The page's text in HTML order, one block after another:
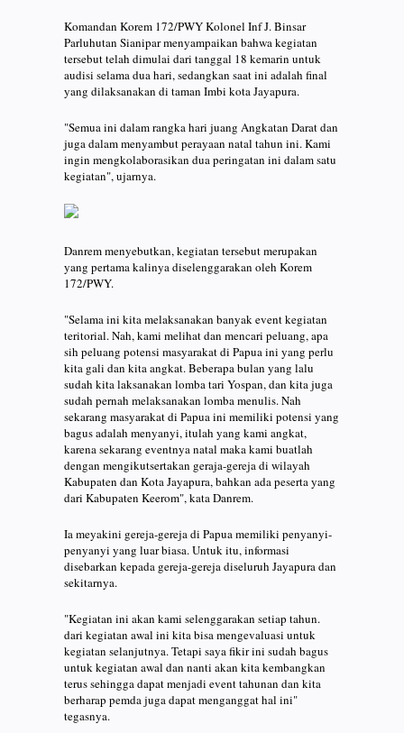
Komandan Korem 172/PWY Kolonel Inf J. Binsar
Parluhutan Sianipar menyampaikan bahwa kegiatan
tersebut telah dimulai dari tanggal 18 kemarin untuk
audisi selama dua hari, sedangkan saat ini adalah final
yang dilaksanakan di taman Imbi kota Jayapura.
"Semua ini dalam rangka hari juang Angkatan Darat dan
juga dalam menyambut perayaan natal tahun ini. Kami
ingin mengkolaborasikan dua peringatan ini dalam satu
kegiatan", ujarnya.
Danrem menyebutkan, kegiatan tersebut merupakan
yang pertama kalinya diselenggarakan oleh Korem
172/PWY.
"Selama ini kita melaksanakan banyak event kegiatan
teritorial. Nah, kami melihat dan mencari peluang, apa
sih peluang potensi masyarakat di Papua ini yang perlu
kita gali dan kita angkat. Beberapa bulan yang lalu
sudah kita laksanakan lomba tari Yospan, dan kita juga
sudah pernah melaksanakan lomba menulis. Nah
sekarang masyarakat di Papua ini memiliki potensi yang
bagus adalah menyanyi, itulah yang kami angkat,
karena sekarang eventnya natal maka kami buatlah
dengan mengikutsertakan geraja-gereja di wilayah
Kabupaten dan Kota Jayapura, bahkan ada peserta yang
dari Kabupaten Keerom", kata Danrem.
Ia meyakini gereja-gereja di Papua memiliki penyanyi-
penyanyi yang luar biasa. Untuk itu, informasi
disebarkan kepada gereja-gereja diseluruh Jayapura dan
sekitarnya.
"Kegiatan ini akan kami selenggarakan setiap tahun.
dari kegiatan awal ini kita bisa mengevaluasi untuk
kegiatan selanjutnya. Tetapi saya fikir ini sudah bagus
untuk kegiatan awal dan nanti akan kita kembangkan
terus sehingga dapat menjadi event tahunan dan kita
berharap pemda juga dapat menganggat hal ini"
tegasnya.